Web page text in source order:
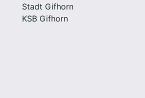
Stadt Gifhorn
KSB Gifhorn